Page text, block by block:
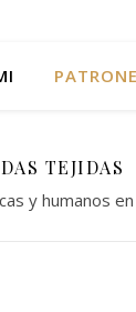
TEJIDAS
y humanos